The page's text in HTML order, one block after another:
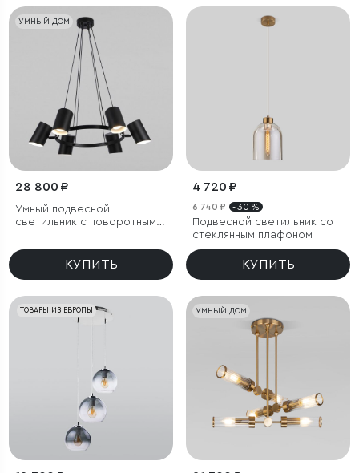
УМНЫЙ ДОМ
28 800 ₽
Умный подвесной
светильник с поворотным
КУПИТЬ
4 720 ₽
6 740 ₽ - 30 %
Подвесной светильник со
стеклянным плафоном
КУПИТЬ
ТОВАРЫ ИЗ ЕВРОПЫ УМНЫЙ ДОМ